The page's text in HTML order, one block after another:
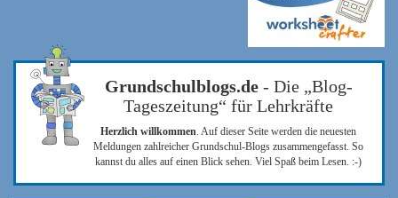
Grundschulblogs.de- Die „Blog-
Tageszeitung“ für Lehrkräfte
Herzlich willkommen. Auf dieser Seite werden die neuesten
Meldungen zahlreicher Grundschul-Blogs zusammengefasst. So
kannst du alles auf einen Blick sehen. Viel Spaß beim Lesen. :-)